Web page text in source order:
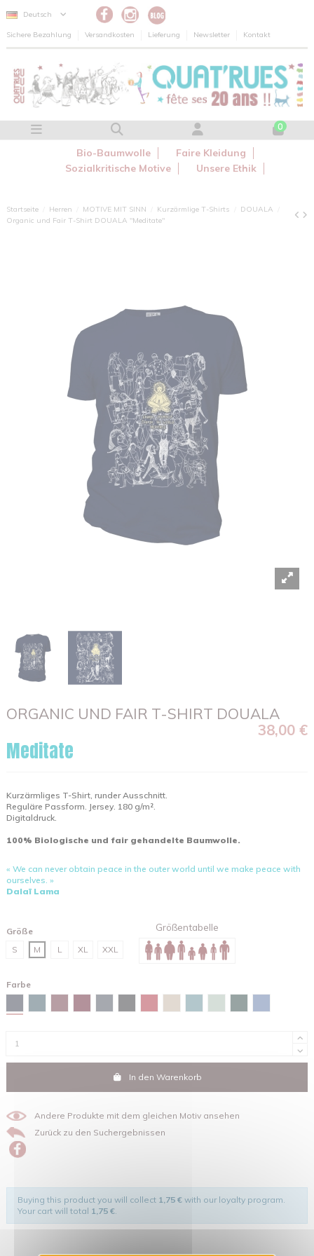
Deutsch
Sichere Bezahlung Versandkosten Lieferung Newsletter Kontakt
0
Bio-Baumwolle
Faire Kleidung
Sozialkritische Motive
Unsere Ethik
Startseite Herren MOTIVE MIT SINN Kurzärmlige T-Shirts
DOUALA
Organic und Fair T-Shirt DOUALA "Meditate"
ORGANIC UND FAIR T-SHIRT DOUALA
38,00 €
Meditate
Kurzärmliges T-Shirt, runder Ausschnitt.
Reguläre Passform. Jersey. 180 g/m².
Digitaldruck.
100% Biologische und fair gehandelte Baumwolle.
« We can never obtain peace in the outer world until we make peace with
ourselves. »
Dalaï Lama
Größe
S
M L XL XXL
Größentabelle
Farbe
In den Warenkorb
Andere Produkte mit dem gleichen Motiv ansehen
Zurück zu den Suchergebnissen
Buying this product you will collect 1,75 € with our loyalty program.
Your cart will total 1,75 €